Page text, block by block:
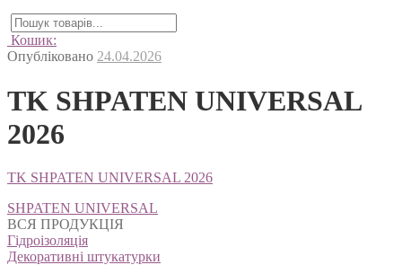
Кошик:
Опубліковано 24.04.2026
TK SHPATEN UNIVERSAL
2026
TK SHPATEN UNIVERSAL 2026
Навігація
записів
SHPATEN UNIVERSAL
ВСЯ ПРОДУКЦІЯ
Гідроізоляція
Декоративні штукатурки